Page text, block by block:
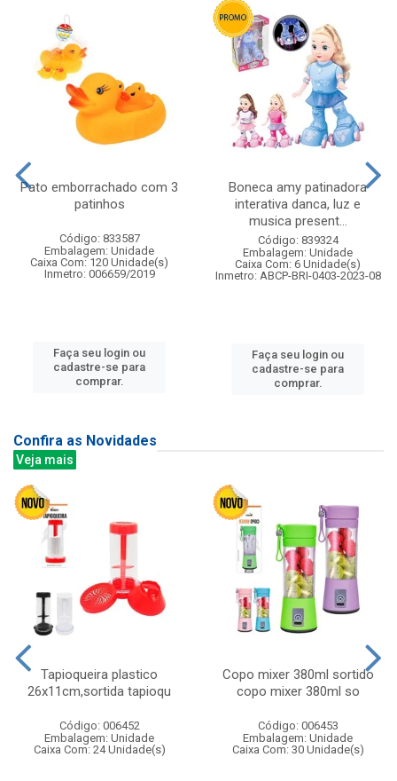
Pato emborrachado com 3
patinhos
Código: 833587
Embalagem: Unidade
Caixa Com: 120 Unidade(s)
Inmetro: 006659/2019
Faça seu login ou
cadastre-se para
comprar.
Boneca amy patinadora
interativa danca, luz e
musica present...
Código: 839324
Embalagem: Unidade
Caixa Com: 6 Unidade(s)
Inmetro: ABCP-BRI-0403-2023-08
Faça seu login ou
cadastre-se para
comprar.
Confira as Novidades
Veja mais
Tapioqueira plastico
26x11cm,sortida tapioqu
Código: 006452
Embalagem: Unidade
Caixa Com: 24 Unidade(s)
Copo mixer 380ml sortido
copo mixer 380ml so
Código: 006453
Embalagem: Unidade
Caixa Com: 30 Unidade(s)